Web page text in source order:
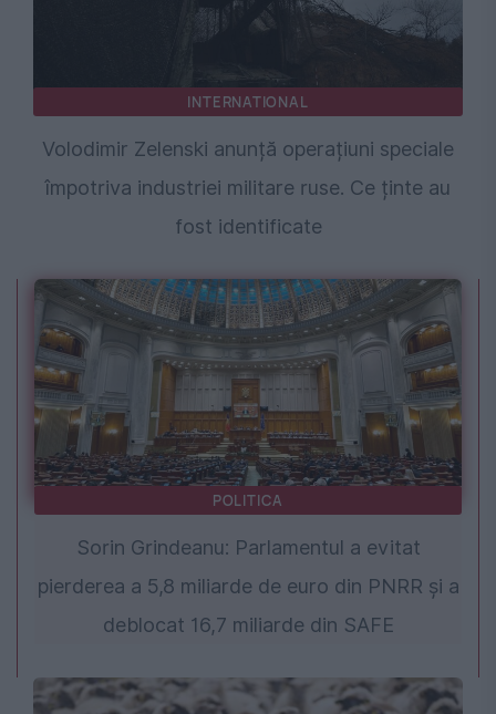
INTERNATIONAL
Volodimir Zelenski anunță operațiuni speciale
împotriva industriei militare ruse. Ce ținte au
fost identificate
POLITICA
Sorin Grindeanu: Parlamentul a evitat
pierderea a 5,8 miliarde de euro din PNRR și a
deblocat 16,7 miliarde din SAFE